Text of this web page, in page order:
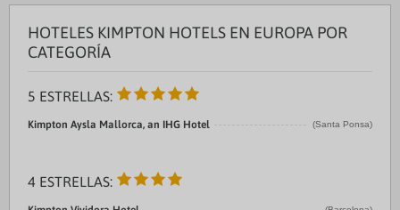
HOTELES KIMPTON HOTELS EN EUROPA POR
CATEGORÍA
5 ESTRELLAS:
Kimpton Aysla Mallorca, an IHG Hotel (Santa Ponsa)
4 ESTRELLAS: